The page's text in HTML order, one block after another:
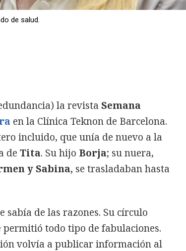
de salud.
la revista Semana
en la Clínica Teknon de Barcelona.
incluido, que unía de nuevo a la
de Tita. Su hijo Borja; su nuera,
y Sabina, se trasladaban hasta
sabía de las razones. Su círculo
todo tipo de fabulaciones.
volvía a publicar información al